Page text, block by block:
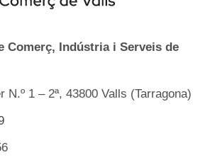
Comerç, Indústria i Serveis de
N.º 1 – 2ª, 43800 Valls (Tarragona)